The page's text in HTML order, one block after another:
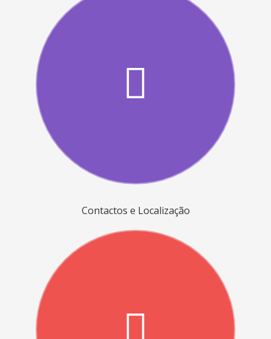
Contactos e Localização